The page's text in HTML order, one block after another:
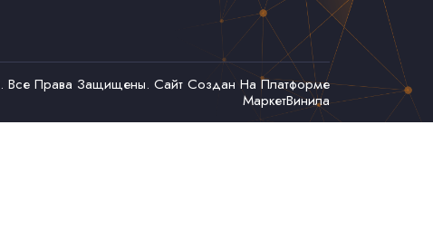
. Все Права Защищены. Сайт Создан На Платформе
МаркетВинила